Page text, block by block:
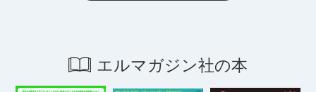
エルマガジン社の本